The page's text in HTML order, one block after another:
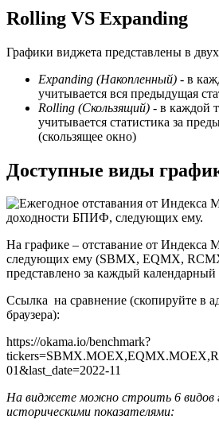
Rolling VS Expanding
Графики виджета представлены в
Expanding (Накопленный) - в
учитывается вся предыдущая
Rolling (Скользящий) - в каждой
учитывается статистика за
(скользящее окно)
Доступные виды
На графике – отставание от
следующих ему (SBMX, EQMX,
представлено за каждый календарный
Ссылка на сравнение (скопируйте в
браузера):
https://okama.io/benchmark?
01&last_date=2022-11
На виджете можно строить 6 видов
историческими показателями: